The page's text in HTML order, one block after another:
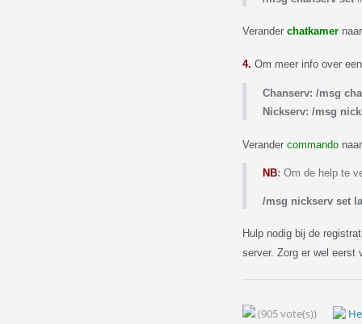
Verander chatkamernaar
4. Om meer info over
Chanserv: /msg
Nickserv: /msg
Verander commandonaar
NB: Om de help te
/msg nickserv set
Hulp nodig bij de
server. Zorg er wel eerst
(905 vote(s))